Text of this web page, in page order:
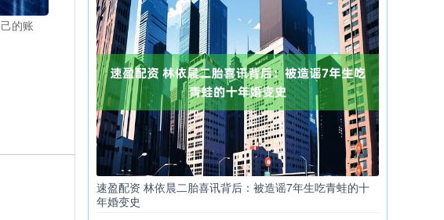
的账
速盈配资 林依晨二胎喜讯背后：被造谣7年生吃青蛙的十
年婚变史